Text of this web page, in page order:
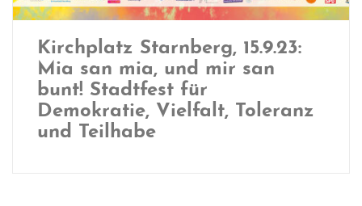
Kirchplatz Starnberg, 15.9.23:
Mia san mia, und mir san
bunt! Stadtfest für
Demokratie, Vielfalt, Toleranz
und Teilhabe